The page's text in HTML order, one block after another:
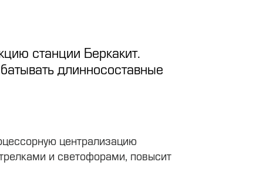
станции Беркакит.
длинносоставные
централизацию
и светофорами, повысит